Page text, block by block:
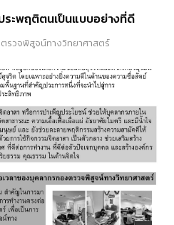
ะพฤติตนเป็นแบบอย่างที่ดี
รวจพิสูจน์ทางวิทยาศาสตร์